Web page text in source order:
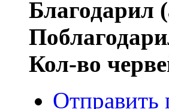
Благодарил
Кол-во
Отправить